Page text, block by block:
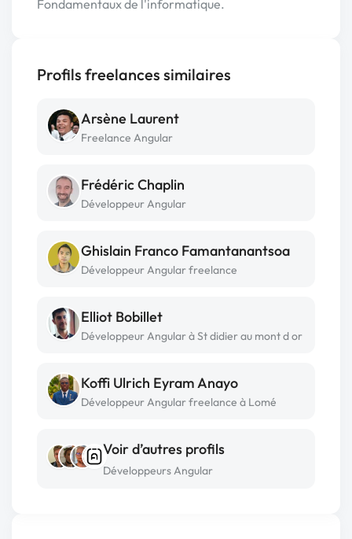
Fondamentaux de l'informatique.
Profils freelances similaires
Arsène Laurent
Freelance Angular
Frédéric Chaplin
Développeur Angular
Ghislain Franco Famantanantsoa
Développeur Angular freelance
Elliot Bobillet
Développeur Angular à St didier au mont d or
Koffi Ulrich Eyram Anayo
Développeur Angular freelance à Lomé
Voir d’autres profils
Développeurs Angular